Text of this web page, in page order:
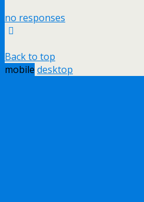
no responses
Back to top
mobile desktop